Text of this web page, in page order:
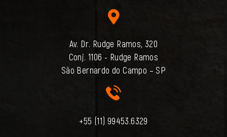
Av. Dr. Rudge Ramos, 320
Conj. 1106 - Rudge Ramos
São Bernardo do Campo – SP
+55 (11) 99453.6329